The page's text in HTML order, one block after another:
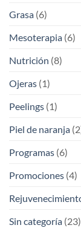
Grasa (6)
Mesoterapia (6)
Nutrición (8)
Ojeras (1)
Peelings (1)
Piel de naranja
Programas (6)
Promociones (4)
Sin categoría (23)